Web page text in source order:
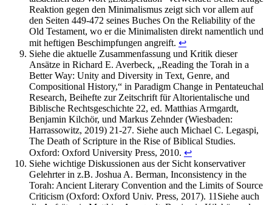
Reaktion gegen den Minimalismus zeigt sich vor allem auf
den Seiten 449-472 seines Buches On the Reliability of the
Old Testament, wo er die Minimalisten direkt namentlich und
mit heftigen Beschimpfungen angreift. ↩︎
Siehe die aktuelle Zusammenfassung und Kritik dieser
Ansätze in Richard E. Averbeck, „Reading the Torah in a
Better Way: Unity and Diversity in Text, Genre, and
Compositional History,“ in Paradigm Change in Pentateuchal
Research, Beihefte zur Zeitschrift für Altorientalische und
Biblische Rechtsgeschichte 22, ed. Matthias Armgardt,
Benjamin Kilchör, und Markus Zehnder (Wiesbaden:
Harrassowitz, 2019) 21-27. Siehe auch Michael C. Legaspi,
The Death of Scripture in the Rise of Biblical Studies.
Oxford: Oxford University Press, 2010. ↩︎
Siehe wichtige Diskussionen aus der Sicht konservativer
Gelehrter in z.B. Joshua A. Berman, Inconsistency in the
Torah: Ancient Literary Convention and the Limits of Source
Criticism (Oxford: Oxford Univ. Press, 2017). 11Siehe auch